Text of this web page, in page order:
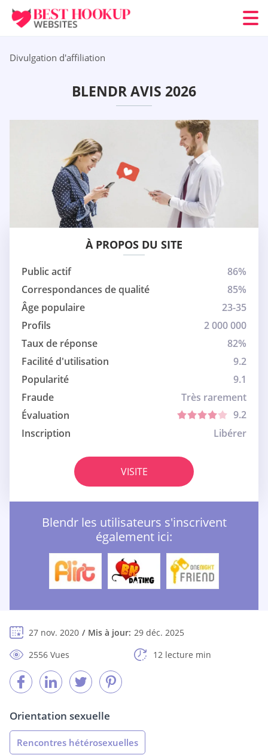
Divulgation d'affiliation
BLENDR AVIS 2026
À PROPOS DU SITE
Public actif
86%
Correspondances de qualité
85%
Âge populaire
23-35
Profils
2 000 000
Taux de réponse
82%
Facilité d'utilisation
9.2
Popularité
9.1
Fraude
Très rarement
Évaluation
9.2
Inscription
Libérer
VISITE
Blendr les utilisateurs s'inscrivent
également ici:
27 nov. 2020 Mis à jour: 29 déc. 2025
2556 Vues
12 lecture min
Orientation sexuelle
Rencontres hétérosexuelles